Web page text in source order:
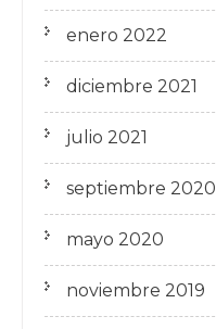
enero 2022
diciembre 2021
julio 2021
septiembre 2020
mayo 2020
noviembre 2019